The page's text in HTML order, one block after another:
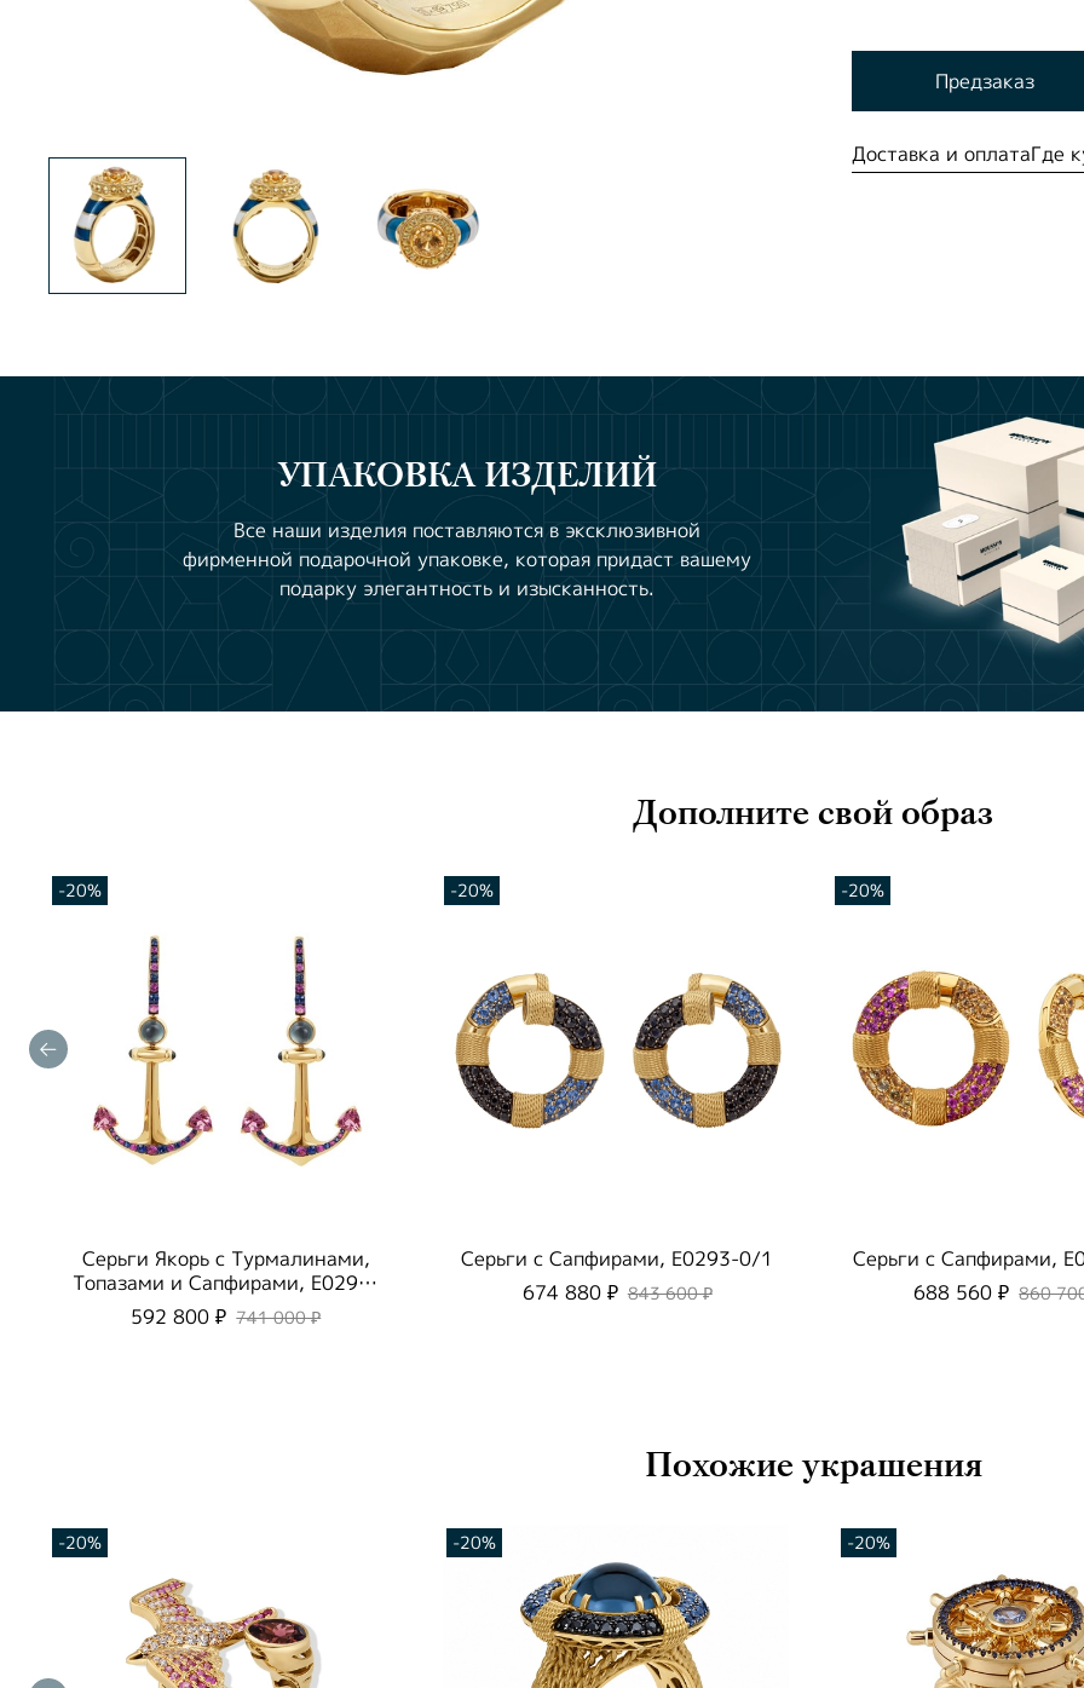
Предзаказ
Доставка и оплатаГде
УПАКОВКА ИЗДЕЛИЙ
Все наши изделия поставляются в эксклюзивной
фирменной подарочной упаковке, которая придаст вашему
подарку элегантность и изысканность.
Дополните свой образ
-20%
Серьги Якорь с Турмалинами,
Топазами и Сапфирами, E0296-
1/1
592 800 ₽ 741 000 ₽
-20%
Серьги c Cапфирами, E0293-0/1
674 880 ₽ 843 600 ₽
-20%
Серьги c Cапфирами,
688 560 ₽ 860
Похожие украшения
-20% -20% -20%